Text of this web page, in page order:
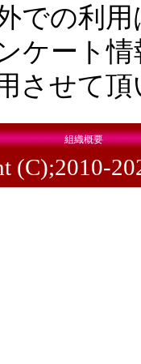
での利
ケート
させて
組織概要
(C);2010-